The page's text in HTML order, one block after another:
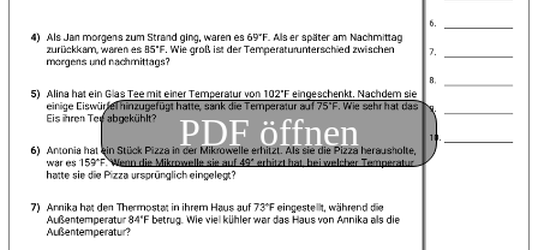
PDF öffnen